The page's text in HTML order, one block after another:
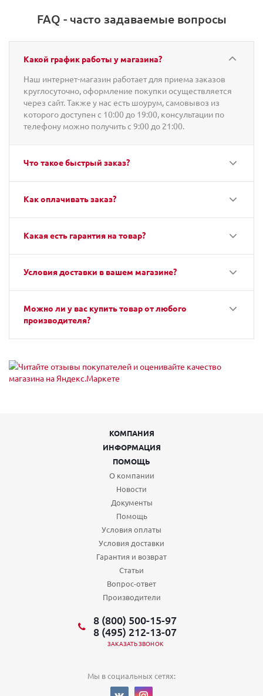
FAQ - часто задаваемые вопросы
Какой график работы у магазина?
Наш интернет-магазин работает для приема заказов
круглосуточно, оформление покупки осуществляется
через сайт. Также у нас есть шоурум, самовывоз из
которого доступен с 10:00 до 19:00, консультации по
телефону можно получить с 9:00 до 21:00.
Что такое быстрый заказ?
Как оплачивать заказ?
Какая есть гарантия на товар?
Условия доставки в вашем магазине?
Можно ли у вас купить товар от любого
производителя?
КОМПАНИЯ
ИНФОРМАЦИЯ
ПОМОЩЬ
О компании
Новости
Документы
Помощь
Условия оплаты
Условия доставки
Гарантия и возврат
Статьи
Вопрос-ответ
Производители
8 (800) 500-15-97
8 (495) 212-13-07
ЗАКАЗАТЬ ЗВОНОК
Мы в социальных сетях: